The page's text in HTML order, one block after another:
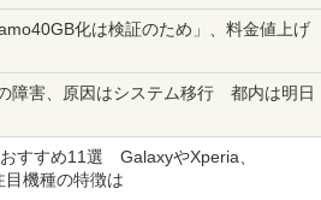
化は検証のため」、料金値上げ
障害、原因はシステム移行 都内は明日
すすめ11選 GalaxyやXperia、
機種の特徴は